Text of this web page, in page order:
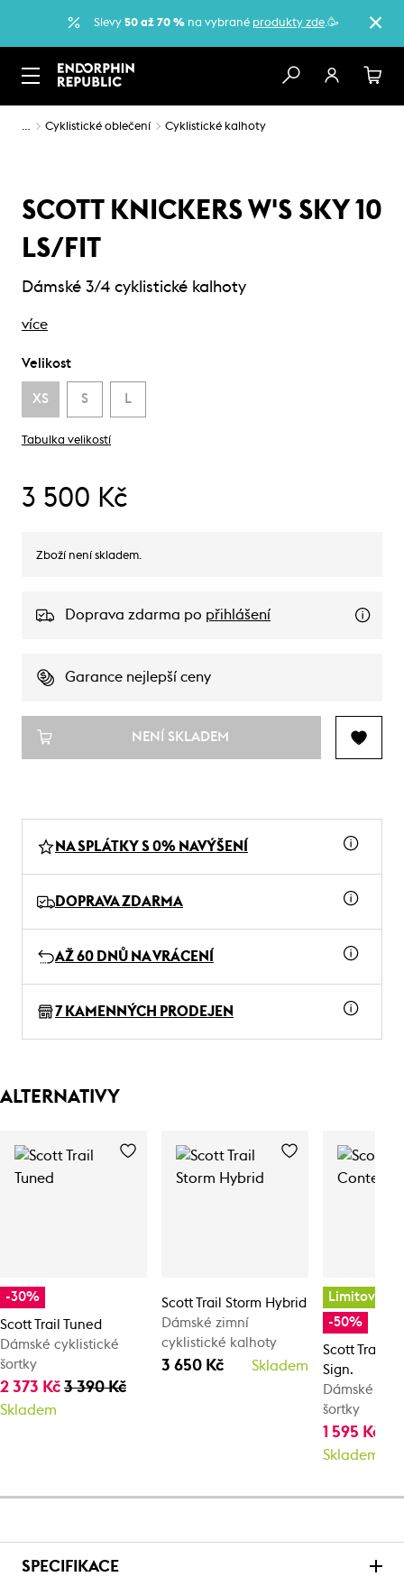
Slevy 50 až 70 % na vybrané produkty zde.🥳
… Cyklistické oblečení Cyklistické kalhoty
SCOTT KNICKERS W'S SKY 10
LS/FIT
Dámské 3/4 cyklistické kalhoty
více
Velikost
XS S L
Tabulka velikostí
3 500 Kč
Zboží není skladem.
Doprava zdarma po přihlášení
Garance nejlepší ceny
NENÍ SKLADEM
NA SPLÁTKY S 0% NAVÝŠENÍ
DOPRAVA ZDARMA
AŽ 60 DNŮ NA VRÁCENÍ
7 KAMENNÝCH PRODEJEN
ALTERNATIVY
-30%
Scott Trail Tuned
Dámské cyklistické
šortky
2 373 Kč 3 390 Kč
Skladem
Scott Trail Storm Hybrid
Dámské zimní
cyklistické kalhoty
3 650 Kč Skladem
Limitovaná
-50%
Scott Trail
Sign.
Dámské
šortky
1 595 Kč
Skladem
SPECIFIKACE